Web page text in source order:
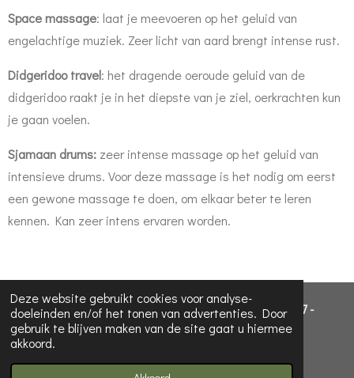
Deze website gebruikt cookies voor analyse-
doeleinden en/of het tonen van advertenties. Door
gebruik te blijven maken van de site gaat u hiermee
akkoord.
Space massage: laat je meevoeren op het geluid van
engelachtige muziek. Zeer licht van aard brengt intense rust.
Didgeridoo travel: het dragende oeroude geluid van de
didgeridoo raakt je in het diepste van je ziel, oerkrachten kun
je gaan voelen.
Sjamaan drums: zeer intense massage op het geluid van
intensieve drums. Voor deze massage is het nodig om eerst
een gewone massage te doen, om elkaar beter te leren
kennen. Kan zeer intens ervaren worden.
Earth Spirit - Patrick van de Geijn - 06 11 83 21 27 -
info@earth-spirit.nl
© 2022 - 2026 Earth Spirit